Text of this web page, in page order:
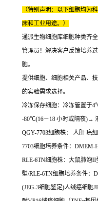
（特别声明：以下细胞均为
床和工业用途。）
通派生物细胞库细胞种类齐
管理员！解决客户反馈培养
胞。
提供细胞、细胞相关产品、
的实验需求选择。
冷冻保存细胞：冷冻管置于
-80℃(16－18 小时或隔夜)→
QGY-7703细胞株： 人肝 癌
7703细胞培养条件：DMEM-
RLE-6TN细胞株：大鼠肺泡
壁/RLE-6TN细胞培养条件：
(JEG-3细胞鉴定)人绒癌细胞